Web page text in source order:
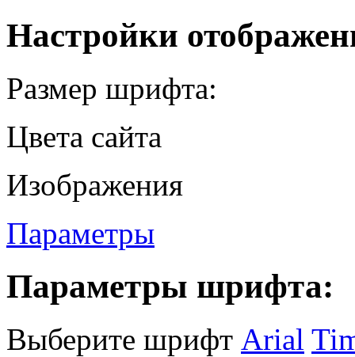
Настройки
Размер шрифта:
Цвета сайта
Изображения
Параметры
Параметры шрифта:
Выберите шрифт Arial